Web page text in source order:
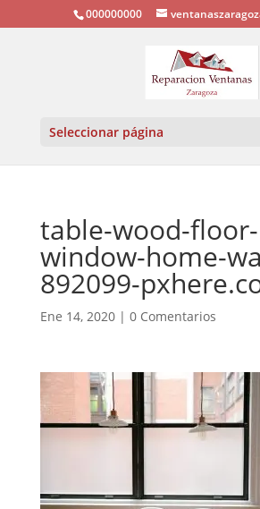
000000000
Seleccionar página
table-wood-floor-
window-home-
892099-
Ene 14, 2020| 0 Comentarios